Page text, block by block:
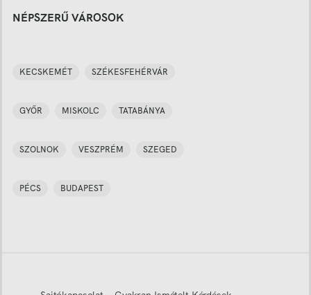
NÉPSZERŰ VÁROSOK
KECSKEMÉT SZÉKESFEHÉRVÁR
GYŐR MISKOLC TATABÁNYA
SZOLNOK VESZPRÉM SZEGED
PÉCS BUDAPEST